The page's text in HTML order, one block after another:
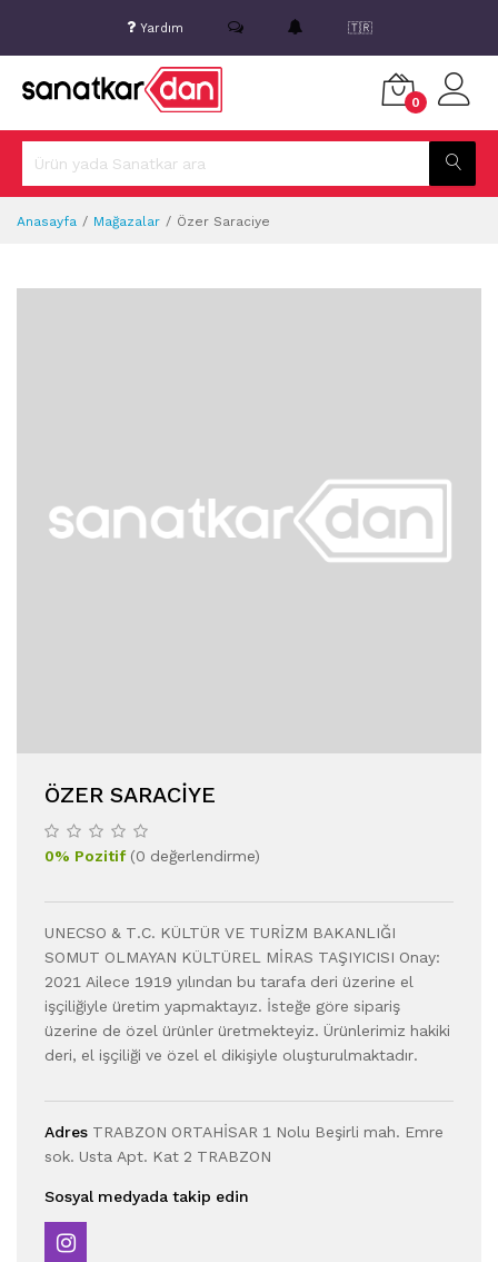
Yardım 🇹🇷
0
Anasayfa Mağazalar Özer Saraciye
ÖZER SARACIYE
0% Pozitif(0 değerlendirme)
UNECSO & T.C. KÜLTÜR VE TURİZM BAKANLIĞI
SOMUT OLMAYAN KÜLTÜREL MİRAS TAŞIYICISI Onay:
2021 Ailece 1919 yılından bu tarafa deri üzerine el
işçiliğiyle üretim yapmaktayız. İsteğe göre sipariş
üzerine de özel ürünler üretmekteyiz. Ürünlerimiz hakiki
deri, el işçiliği ve özel el dikişiyle oluşturulmaktadır.
Adres TRABZON ORTAHİSAR 1 Nolu Beşirli mah. Emre
sok. Usta Apt. Kat 2 TRABZON
Sosyal medyada takip edin